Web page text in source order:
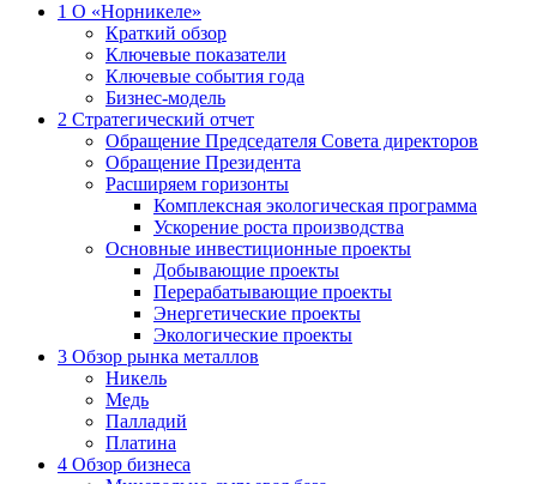
1 О «Норникеле»
Краткий обзор
Ключевые показатели
Ключевые события года
Бизнес-модель
2 Стратегический отчет
Обращение Председателя Совета директоров
Обращение Президента
Расширяем горизонты
Комплексная экологическая программа
Ускорение роста производства
Основные инвестиционные проекты
Добывающие проекты
Перерабатывающие проекты
Энергетические проекты
Экологические проекты
3 Обзор рынка металлов
Никель
Медь
Палладий
Платина
4 Обзор бизнеса